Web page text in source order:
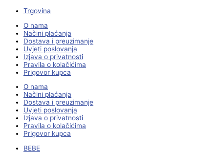
Trgovina
O nama
Načini plaćanja
Dostava i preuzimanje
Uvjeti poslovanja
Izjava o privatnosti
Pravila o kolačićima
Prigovor kupca
O nama
Načini plaćanja
Dostava i preuzimanje
Uvjeti poslovanja
Izjava o privatnosti
Pravila o kolačićima
Prigovor kupca
BEBE